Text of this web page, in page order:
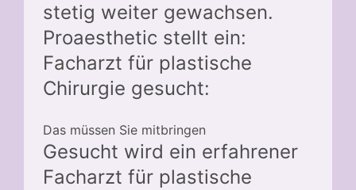
stetig weiter gewachsen.
Proaesthetic stellt ein:
Facharzt für plastische
Chirurgie gesucht:
Das müssen Sie mitbringen
Gesucht wird ein erfahrener
Facharzt für plastische